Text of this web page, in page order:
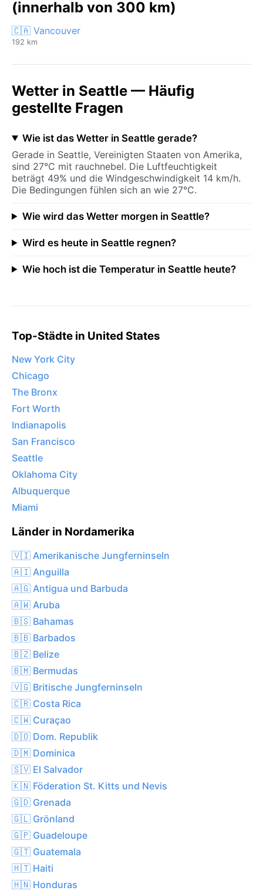
(innerhalb von 300 km)
🇨🇦 Vancouver
192 km
Wetter in Seattle — Häufig
gestellte Fragen
Wie ist das Wetter in Seattle gerade?
Gerade in Seattle, Vereinigten Staaten von Amerika,
sind 27°C mit rauchnebel. Die Luftfeuchtigkeit
beträgt 49% und die Windgeschwindigkeit 14 km/h.
Die Bedingungen fühlen sich an wie 27°C.
Wie wird das Wetter morgen in Seattle?
Wird es heute in Seattle regnen?
Wie hoch ist die Temperatur in Seattle heute?
Top-Städte in United States
New York City
Chicago
The Bronx
Fort Worth
Indianapolis
San Francisco
Seattle
Oklahoma City
Albuquerque
Miami
Länder in Nordamerika
🇻🇮 Amerikanische Jungferninseln
🇦🇮 Anguilla
🇦🇬 Antigua und Barbuda
🇦🇼 Aruba
🇧🇸 Bahamas
🇧🇧 Barbados
🇧🇿 Belize
🇧🇲 Bermudas
🇻🇬 Britische Jungferninseln
🇨🇷 Costa Rica
🇨🇼 Curaçao
🇩🇴 Dom. Republik
🇩🇲 Dominica
🇸🇻 El Salvador
🇰🇳 Föderation St. Kitts und Nevis
🇬🇩 Grenada
🇬🇱 Grönland
🇬🇵 Guadeloupe
🇬🇹 Guatemala
🇭🇹 Haiti
🇭🇳 Honduras